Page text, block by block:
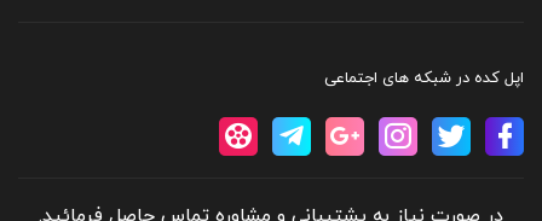
اپل کده در شبکه های اجتماعی